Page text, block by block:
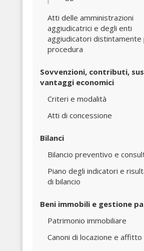
Atti delle amministrazioni
aggiudicatrici e degli enti
aggiudicatori distintamente
procedura
Sovvenzioni, contributi,
vantaggi economici
Criteri e modalità
Atti di concessione
Bilanci
Bilancio preventivo e
Piano degli indicatori e
di bilancio
Beni immobili e gestione
Patrimonio immobiliare
Canoni di locazione e affitto